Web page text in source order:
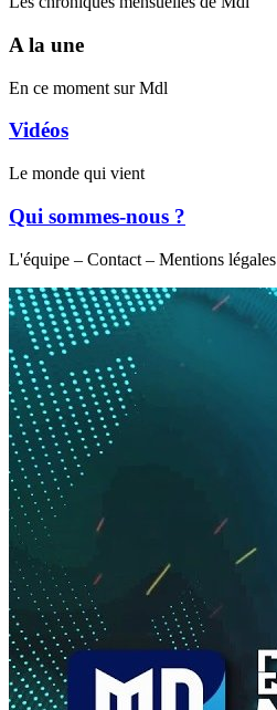
A la une
En ce moment sur Mdl
Vidéos
Le monde qui vient
Qui sommes-nous ?
L'équipe – Contact – Mentions légales